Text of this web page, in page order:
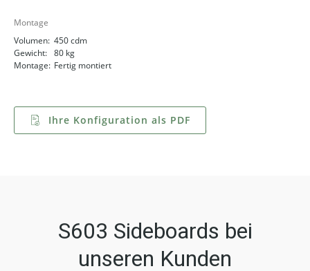
Montage
Volumen: 450 cdm
Gewicht: 80 kg
Montage: Fertig montiert
Ihre Konfiguration als PDF
S603 Sideboards bei
unseren Kunden